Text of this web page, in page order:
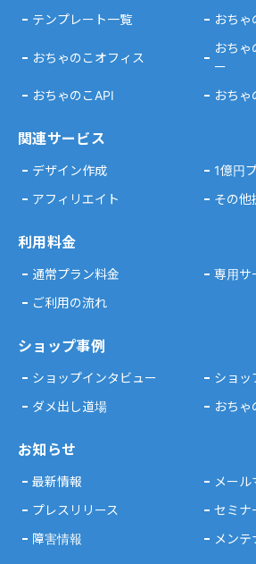
テンプレート一覧
おちゃ
おちゃのこオフィス
おちゃ
ー
おちゃのこAPI
おちゃ
関連サービス
デザイン作成
1億円
アフィリエイト
その他
利用料金
通常プラン料金
専用サ
ご利用の流れ
ショップ事例
ショップインタビュー
ショッ
ダメ出し道場
おちゃ
お知らせ
最新情報
メール
プレスリリース
セミナ
障害情報
メンテ